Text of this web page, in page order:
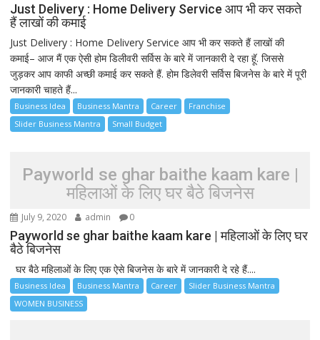
Just Delivery : Home Delivery Service आप भी कर सकते
हैं लाखों की कमाई
Just Delivery : Home Delivery Service आप भी कर सकते हैं लाखों की
कमाई– आज मैं एक ऐसी होम डिलीवरी सर्विस के बारे में जानकारी दे रहा हूॅ. जिससे
जुड़कर आप काफी अच्छी कमाई कर सकते हैं. होम डिलेवरी सर्विस बिजनेस के बारे में पूरी
जानकारी चाहते हैं...
Business Idea Business Mantra Career
Franchise
Slider Business Mantra
Small Budget
Payworld se ghar baithe kaam kare |
महिलाओं के लिए घर बैठे बिजनेस
July 9, 2020 admin 0
Payworld se ghar baithe kaam kare | महिलाओं के लिए घर
बैठे बिजनेस
घर बैठे महिलाओं के लिए एक ऐसे बिजनेस के बारे में जानकारी दे रहे हैं....
Business Idea Business Mantra Career
Slider Business Mantra
WOMEN BUSINESS